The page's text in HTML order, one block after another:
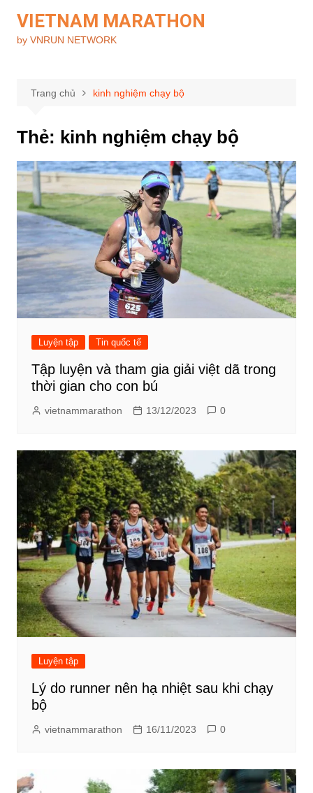
phần
VIETNAM MARATHON
by VNRUN NETWORK
Trang chủ kinh nghiệm chạy bộ
Thẻ: kinh nghiệm chạy bộ
Luyện tập Tin quốc tế
Tập luyện và tham gia giải việt dã trong
thời gian cho con bú
vietnammarathon 13/12/2023 0
Luyện tập
Lý do runner nên hạ nhiệt sau khi chạy
bộ
vietnammarathon 16/11/2023 0